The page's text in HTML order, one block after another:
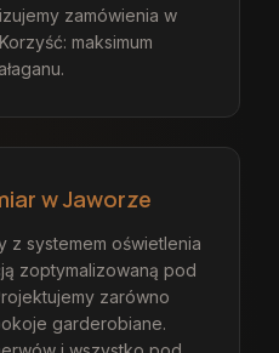
zamówienia w
maksimum
w Jaworze
z systemem oświetlenia
zoptymalizowaną pod
zarówno
garderobiane.